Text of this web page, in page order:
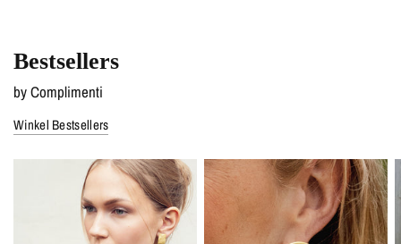
Bestsellers
by Complimenti
Winkel Bestsellers